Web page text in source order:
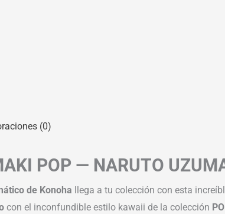
(0)
POP — NARUTO
de Konoha llega a tu colección con esta
con el inconfundible estilo kawaii de la colección